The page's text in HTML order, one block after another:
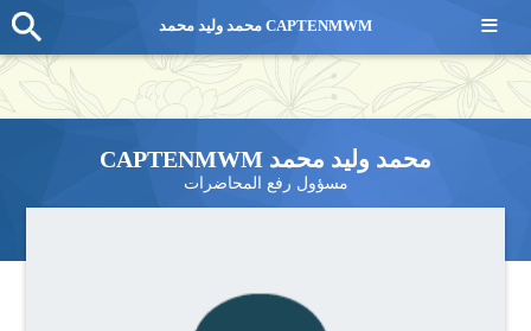
محمد وليد محمد CAPTENMWM
مسؤول رفع المحاضرات
≡ محمد وليد محمد CAPTENMWM